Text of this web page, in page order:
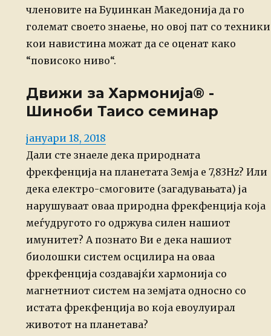
членовите на Буџинкан Македонија да го
големат своето знаење, но овој пат со техники
кои навистина можат да се оценат како
“повисоко ниво“.
Движи за Хармонија® -
Шиноби Таисо семинар
Posted
on
јануари 18, 2018
Дали сте знаеле дека природната
фрекфенција на планетата Земја е 7,83Hz? Или
дека електро-смоговите (загадувањата) ја
нарушуваат оваа природна фрекфенција која
меѓудругото го одржува силен нашиот
имунитет? А познато Ви е дека нашиот
биолошки систем осцилира на оваа
фрекфенција создавајќи хармонија со
магнетниот систем на земјата односно со
истата фрекфенција во која евоулуирал
животот на планетава?